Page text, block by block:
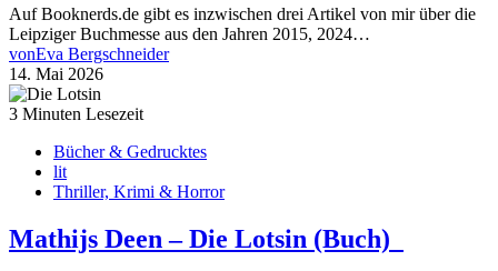
Auf Booknerds.de gibt es inzwischen drei Artikel von mir über die
Leipziger Buchmesse aus den Jahren 2015, 2024…
vonEva Bergschneider
14. Mai 2026
3 Minuten Lesezeit
Bücher & Gedrucktes
lit
Thriller, Krimi & Horror
Mathijs Deen – Die Lotsin (Buch)